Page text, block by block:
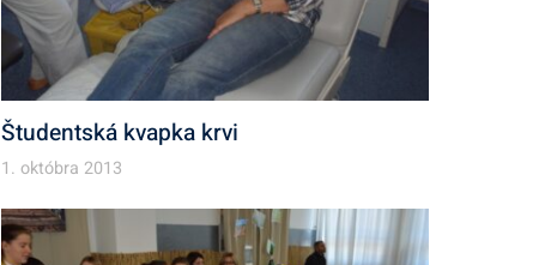
Študentská kvapka krvi
1. októbra 2013